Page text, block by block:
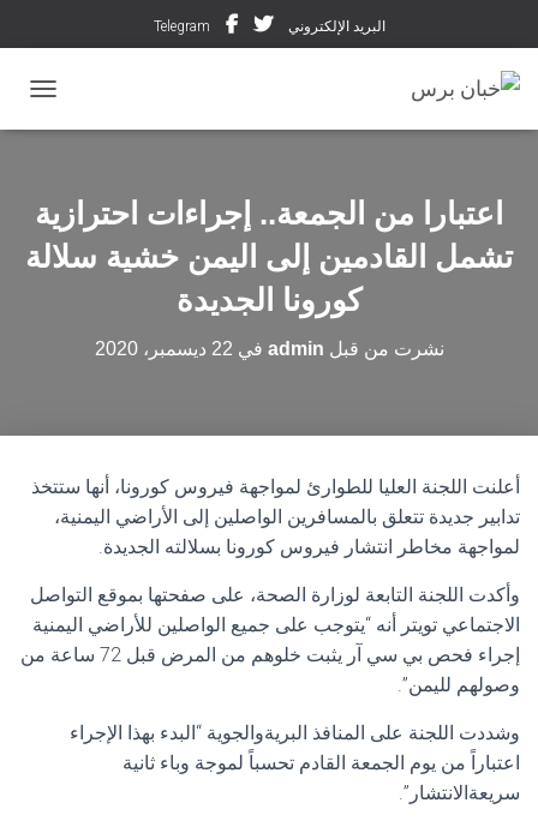
البريد الإلكتروني Telegram
اعتبارا من الجمعة.. إجراءات احترازية
تشمل القادمين إلى اليمن خشية سلالة
كورونا الجديدة
نشرت من قبل admin في 22 ديسمبر، 2020
أعلنت ‏اللجنة العليا للطوارئ لمواجهة ‎فيروس كورونا، أنها ستتخذ
تدابير جديدة تتعلق بالمسافرين الواصلين إلى الأراضي اليمنية،
لمواجهة مخاطر انتشار فيروس كورونا بسلالته الجديدة.
وأكدت اللجنة التابعة لوزارة الصحة، على صفحتها بموقع التواصل
الاجتماعي تويتر أنه “يتوجب على جميع الواصلين للأراضي اليمنية
إجراء فحص بي سي آر يثبت خلوهم من المرض قبل 72 ساعة من
وصولهم لليمن”.
وشددت اللجنة على المنافذ البريةوالجوية “البدء بهذا الإجراء
اعتباراً من يوم الجمعة القادم تحسباً لموجة وباء ثانية
سريعةالانتشار”.